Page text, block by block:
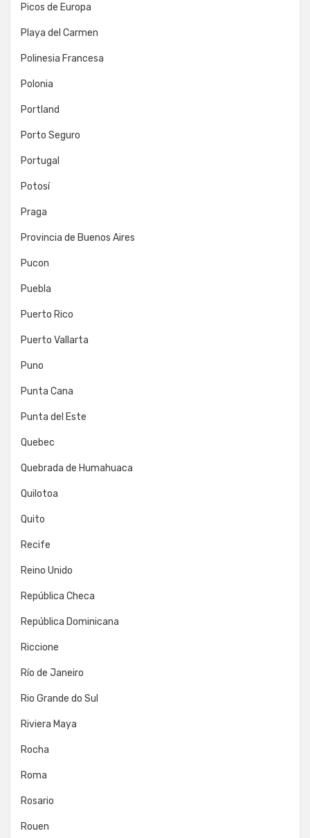
Picos de Europa
Playa del Carmen
Polinesia Francesa
Polonia
Portland
Porto Seguro
Portugal
Potosí
Praga
Provincia de Buenos Aires
Pucon
Puebla
Puerto Rico
Puerto Vallarta
Puno
Punta Cana
Punta del Este
Quebec
Quebrada de Humahuaca
Quilotoa
Quito
Recife
Reino Unido
República Checa
República Dominicana
Riccione
Río de Janeiro
Rio Grande do Sul
Riviera Maya
Rocha
Roma
Rosario
Rouen